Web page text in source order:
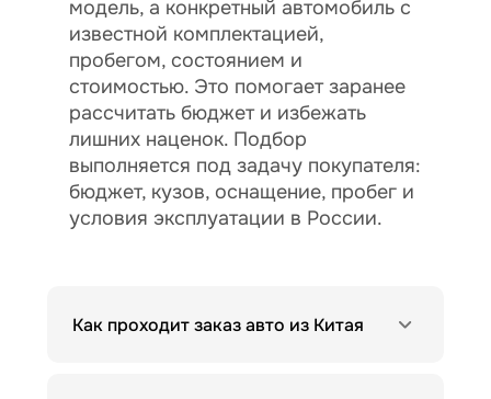
модель, а конкретный автомобиль с
известной комплектацией,
пробегом, состоянием и
стоимостью. Это помогает заранее
рассчитать бюджет и избежать
лишних наценок. Подбор
выполняется под задачу покупателя:
бюджет, кузов, оснащение, пробег и
условия эксплуатации в России.
Как проходит заказ авто из Китая